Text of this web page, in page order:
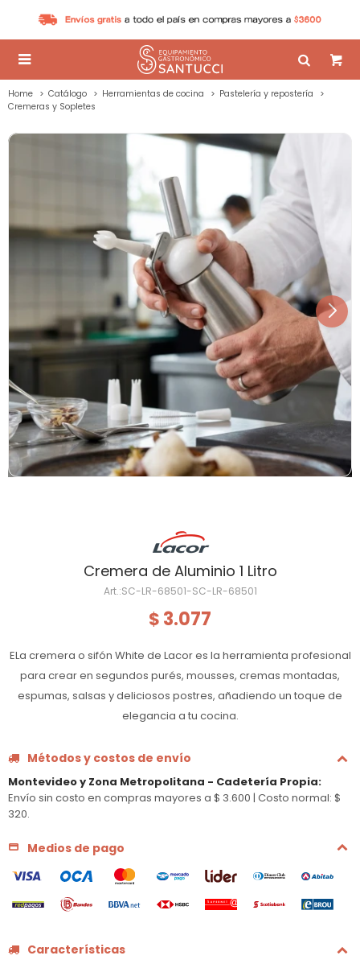

Home Catálogo Herramientas de cocina
Pastelería y repostería
Cremeras y Sopletes
Cremera de Aluminio 1 Litro
SC-LR-68501-SC-LR-68501
$ 3.077
ELa cremera o sifón White de Lacor es la herramienta profesional
para crear en segundos purés, mousses, cremas montadas,
espumas, salsas y deliciosos postres, añadiendo un toque de
elegancia a tu cocina.
Métodos y costos de envío
Montevideo y Zona Metropolitana - Cadetería Propia:
Envío sin costo en compras mayores a $ 3.600 | Costo normal: $
320.
Medios de pago
Características